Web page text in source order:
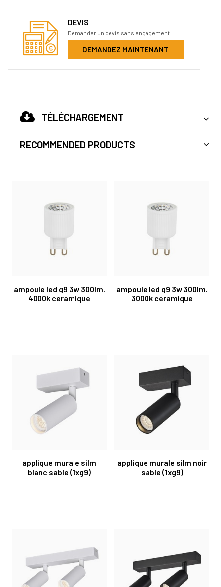
DEVIS
Demander un devis sans engagement
DEMANDEZ MAINTENANT
TÉLÉCHARGEMENT
RECOMMENDED PRODUCTS
ampoule led g9 3w 300lm.
4000k ceramique
ampoule led g9 3w 300lm.
3000k ceramique
applique murale silm
blanc sable (1xg9)
applique murale silm noir
sable (1xg9)